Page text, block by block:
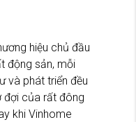
hiệu chủ đầu
động sản, mỗi
và phát triển đều
đợi của rất đông
khi Vinhome